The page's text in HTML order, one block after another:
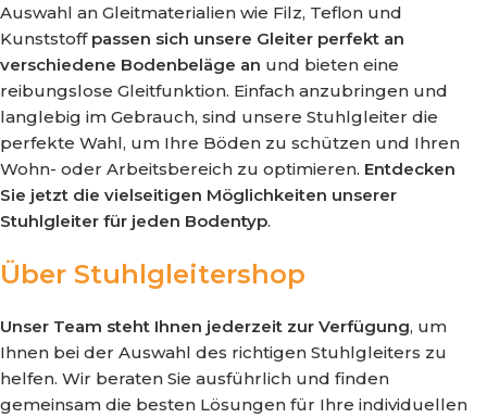
Auswahl an Gleitmaterialien wie Filz, Teflon und
Kunststoff passen sich unsere Gleiter perfekt an
verschiedene Bodenbeläge an und bieten eine
reibungslose Gleitfunktion. Einfach anzubringen und
langlebig im Gebrauch, sind unsere Stuhlgleiter die
perfekte Wahl, um Ihre Böden zu schützen und Ihren
Wohn- oder Arbeitsbereich zu optimieren. Entdecken
Sie jetzt die vielseitigen Möglichkeiten unserer
Stuhlgleiter für jeden Bodentyp.
Über Stuhlgleitershop
Unser Team steht Ihnen jederzeit zur Verfügung, um
Ihnen bei der Auswahl des richtigen Stuhlgleiters zu
helfen. Wir beraten Sie ausführlich und finden
gemeinsam die besten Lösungen für Ihre individuellen